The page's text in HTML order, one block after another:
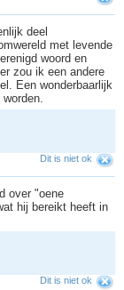
deel
met levende
woord en
zou ik een andere
Een wonderbaarlijk
Dit is niet ok
over "oene
hij bereikt heeft in
Dit is niet ok